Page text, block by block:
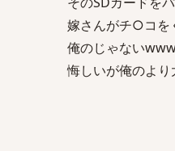
嫁さんがチ○コを
俺のじゃない
悔しいが俺のより